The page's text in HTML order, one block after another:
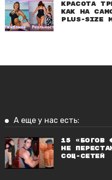
Красота
как на
plus-size
А еще у нас есть:
15 «богов
не
соц-сетей